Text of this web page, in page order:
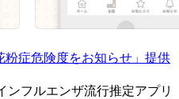
粉症危険度をお知らせ」提供
フルエンザ流行推定アプリ